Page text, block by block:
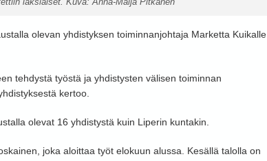
olevan yhdistyksen toiminnanjohtaja Marketta Kuikalle
tehdystä työstä ja yhdistysten välisen toiminnan
kertoo.
olevat 16 yhdistystä kuin Liperin kuntakin.
joka aloittaa työt elokuun alussa. Kesällä talolla on